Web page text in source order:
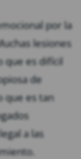
por la
lesiones
que es difícil
de
que es tan
a las